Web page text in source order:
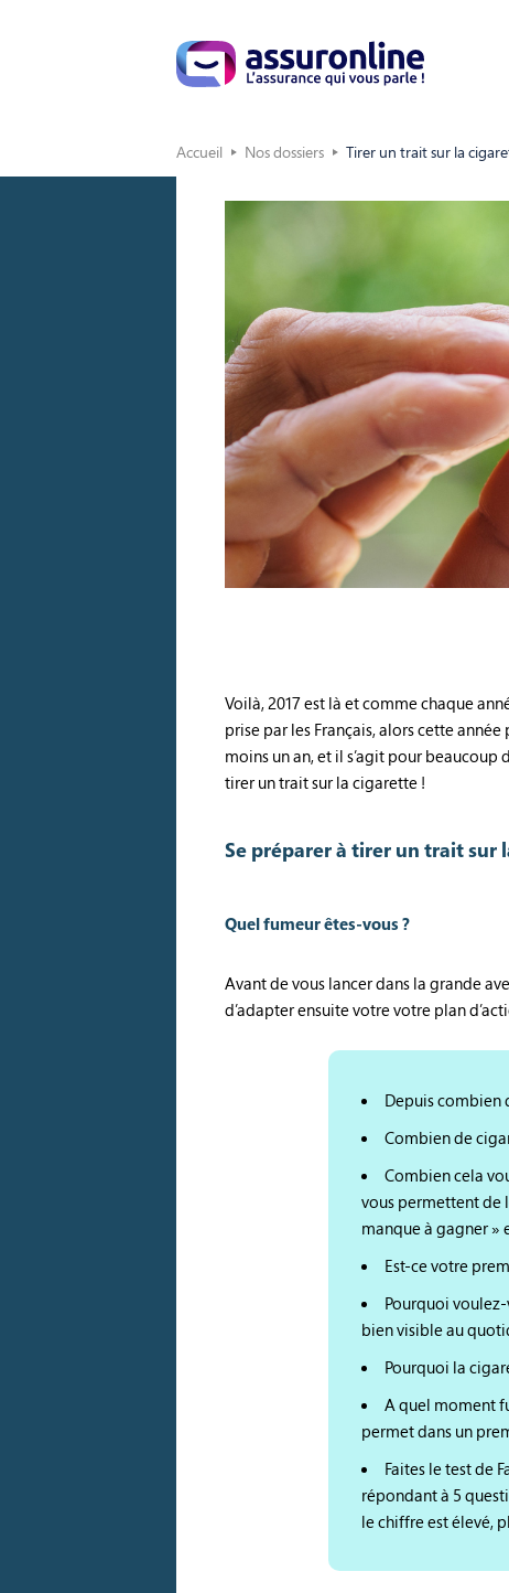
Accueil Nos dossiers Tirer un trait sur la
Voilà, 2017 est là et comme chaque
prise par les Français, alors cette
moins un an, et il s’agit pour beaucoup
tirer un trait sur la cigarette !
Se préparer à tirer un trait sur
Quel fumeur êtes-vous ?
Avant de vous lancer dans la grande
d’adapter ensuite votre votre plan
Depuis combien
Combien de
Combien cela
vous permettent de
manque à gagner »
Est-ce votre
Pourquoi
bien visible au
Pourquoi la
A quel moment
permet dans un
Faites le test de
répondant à 5
le chiffre est élevé,